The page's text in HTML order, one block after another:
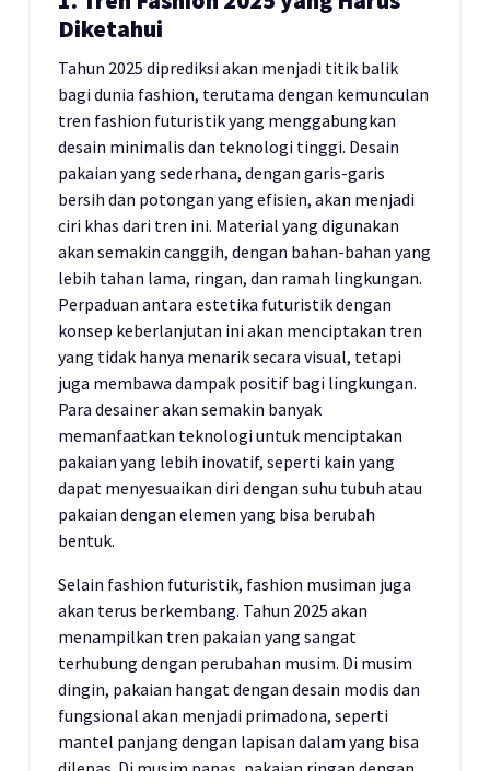
Diketahui
Tahun 2025 diprediksi akan menjadi titik balik
bagi dunia fashion, terutama dengan kemunculan
tren fashion futuristik yang menggabungkan
desain minimalis dan teknologi tinggi. Desain
pakaian yang sederhana, dengan garis-garis
bersih dan potongan yang efisien, akan menjadi
ciri khas dari tren ini. Material yang digunakan
akan semakin canggih, dengan bahan-bahan yang
lebih tahan lama, ringan, dan ramah lingkungan.
Perpaduan antara estetika futuristik dengan
konsep keberlanjutan ini akan menciptakan tren
yang tidak hanya menarik secara visual, tetapi
juga membawa dampak positif bagi lingkungan.
Para desainer akan semakin banyak
memanfaatkan teknologi untuk menciptakan
pakaian yang lebih inovatif, seperti kain yang
dapat menyesuaikan diri dengan suhu tubuh atau
pakaian dengan elemen yang bisa berubah
bentuk.
Selain fashion futuristik, fashion musiman juga
akan terus berkembang. Tahun 2025 akan
menampilkan tren pakaian yang sangat
terhubung dengan perubahan musim. Di musim
dingin, pakaian hangat dengan desain modis dan
fungsional akan menjadi primadona, seperti
mantel panjang dengan lapisan dalam yang bisa